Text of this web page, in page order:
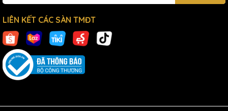
LIÊN KẾT CÁC SÀN TMĐT